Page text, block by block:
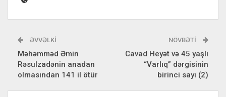
ƏVVƏLKI
Məhəmməd Əmin
Rəsulzadənin anadan
olmasından 141 il ötür
NÖVBƏTI
Cavad Heyət və 45 yaşlı
“Varlıq” dərgisinin
birinci sayı (2)